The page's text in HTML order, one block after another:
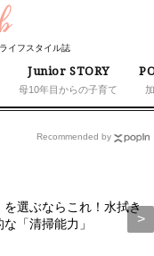
イフスタイル誌
Junior STORY
母10年目からの子育て
を選ぶならこれ！水拭き
「清掃能力」
Recommended by